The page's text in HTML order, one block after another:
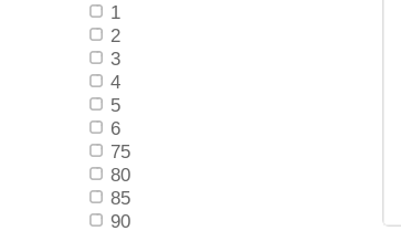
1
2
3
4
5
6
75
80
85
90